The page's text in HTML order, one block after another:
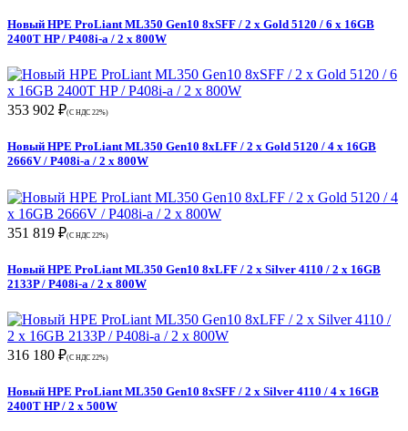
Новый HPE ProLiant ML350 Gen10 8xSFF / 2 x Gold 5120 / 6 x 16GB
2400T HP / P408i-a / 2 x 800W
353 902 ₽(С НДС 22%)
Новый HPE ProLiant ML350 Gen10 8xLFF / 2 x Gold 5120 / 4 x 16GB
2666V / P408i-a / 2 x 800W
351 819 ₽(С НДС 22%)
Новый HPE ProLiant ML350 Gen10 8xLFF / 2 x Silver 4110 / 2 x 16GB
2133P / P408i-a / 2 x 800W
316 180 ₽(С НДС 22%)
Новый HPE ProLiant ML350 Gen10 8xSFF / 2 x Silver 4110 / 4 x 16GB
2400T HP / 2 x 500W